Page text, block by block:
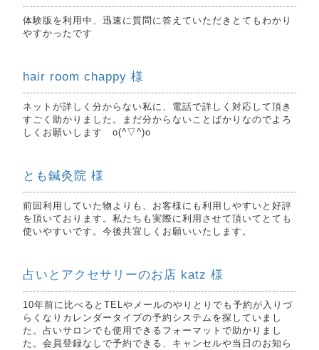
体験版を利用中、迅速に質問に答えていただきとてもわかり
やすかったです
hair room chappy 様
ネットが詳しく分からない私に、電話で詳しく対応して頂き
すごく助かりました。まだ分からないことばかりなのでよろ
しくお願いします o(^▽^)o
とも鍼灸院 様
前回利用していた物よりも、お客様にも利用しやすいと好評
を頂いております。私たちも実際に利用させて頂いてとても
使いやすいです。今後共宜しくお願いいたします。
占いとアクセサリーのお店 katz 様
10年前に比べるとTELやメールのやりとりでも予約が入りづ
らくなりカレンダータイプの予約システムを探していまし
た。占いサロンでも使用できるフォーマットで助かりまし
た。会員登録なしで予約できる、キャンセルや当日のお知ら